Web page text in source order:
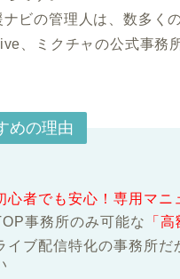
ナビの管理人は、数多く
、ミクチャの公式事務
めの理由
心者でも安心！専用マ
事務所のみ可能な
「
イブ配信特化の事務所